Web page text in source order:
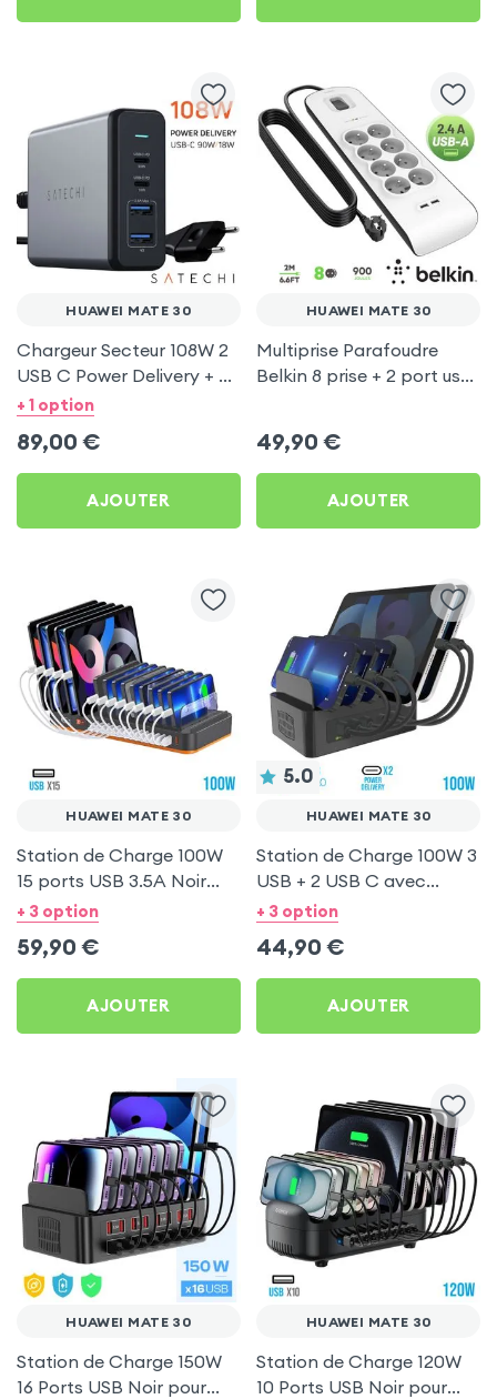
HUAWEI MATE 30
Chargeur Secteur 108W 2
USB C Power Delivery + 2
USB, Câble Secteur,
+ 1 option
89,00 €
AJOUTER
HUAWEI MATE 30
Multiprise Parafoudre
Belkin 8 prise + 2 port usb
49,90 €
AJOUTER
HUAWEI MATE 30
Station de Charge 100W
15 ports USB 3.5A Noir
pour Huawei Mate 30
+ 3 option
59,90 €
AJOUTER
5.0
HUAWEI MATE 30
Station de Charge 100W 3
USB + 2 USB C avec
Ventilation pour Huawei
+ 3 option
44,90 €
AJOUTER
HUAWEI MATE 30
Station de Charge 150W
16 Ports USB Noir pour
HUAWEI MATE 30
Station de Charge 120W
10 Ports USB Noir pour